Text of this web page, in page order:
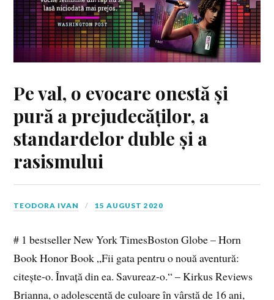
Pe val, o evocare onestă și
pură a prejudecăților, a
standardelor duble și a
rasismului
TEODORA IVAN 15 AUGUST 2020
# 1 bestseller New York TimesBoston Globe – Horn
Book Honor Book „Fii gata pentru o nouă aventură:
citește-o. Învață din ea. Savureaz-o.“ – Kirkus Reviews
Brianna, o adolescentă de culoare în vârstă de 16 ani,